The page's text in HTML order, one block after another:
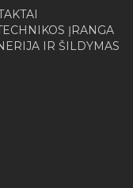
ĮRANGA
IR ŠILDYMAS